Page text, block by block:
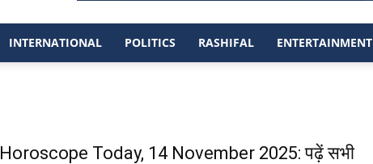
INTERNATIONAL POLITICS RASHIFAL ENTERTAINMENT
Horoscope Today, 14 November 2025: पढ़ें सभी